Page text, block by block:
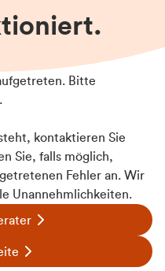
Bitte
kontaktieren Sie
Sie, falls möglich,
Fehler an. Wir
Unannehmlichkeiten.